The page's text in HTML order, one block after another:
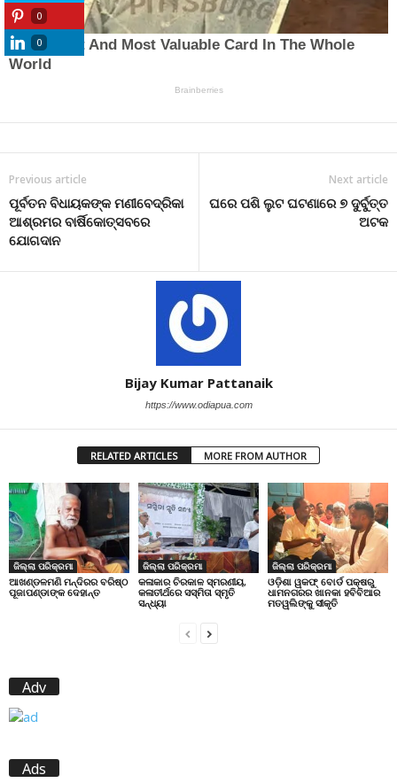
Previous article
ପୂର୍ବତନ ବିଧାୟକଙ୍କ ମଣୀବେଦ୍ରିକା
ଆଶ୍ରମର ବାର୍ଷିକୋତ୍ସବରେ
ଯୋଗଦାନ
Next article
ଘରେ ପଶି ଲୁଟ ଘଟଣାରେ ୭ ଦୁର୍ବୁତ୍ତ
ଅଟକ
Bijay Kumar Pattanaik
https://www.odiapua.com
RELATED ARTICLES MORE FROM AUTHOR
ଜିଲ୍ଲା ପରିକ୍ରମା
ଆଖଣ୍ଡଳମଣି ମନ୍ଦିରର ବରିଷ୍ଠ
ପୂଜାପଣ୍ଡାଙ୍କ ଦେହାନ୍ତ
ଜିଲ୍ଲା ପରିକ୍ରମା
କଳାକାର ଚିରକାଳ ସ୍ମରଣୀୟ,
କଳାତୀର୍ଥରେ ସସ୍ମିତା ସ୍ମୃତି
ସନ୍ଧ୍ୟା
ଜିଲ୍ଲା ପରିକ୍ରମା
ଓଡ଼ିଶା ୱକଫ୍ ବୋର୍ଡ ପକ୍ଷରୁ
ଧାମନଗରର ଖାନକା ହବିବିଆର
ମତୱଲିଙ୍କୁ ସୀକୃତି
Adv
Ads
0
0